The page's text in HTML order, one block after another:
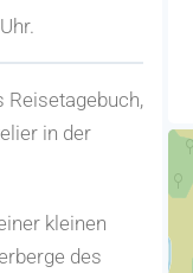
Reisetagebuch,
in der
kleinen
des